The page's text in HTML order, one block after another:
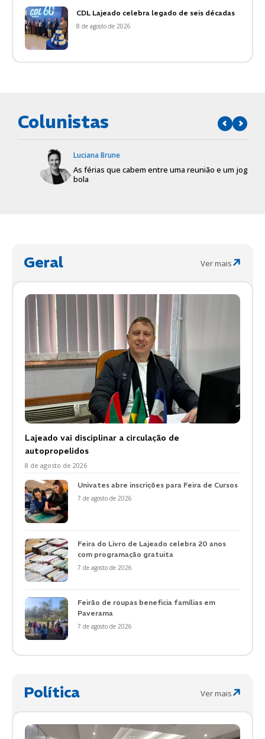
CDL Lajeado celebra legado de seis décadas
8 de agosto de 2026
Colunistas
Luciana Brune
As férias que cabem entre uma reunião e um jogo de
bola
Geral Ver mais
Lajeado vai disciplinar a circulação de
autopropelidos
8 de agosto de 2026
Univates abre inscrições para Feira de Cursos
7 de agosto de 2026
Feira do Livro de Lajeado celebra 20 anos
com programação gratuita
7 de agosto de 2026
Feirão de roupas beneficia famílias em
Paverama
7 de agosto de 2026
Política Ver mais